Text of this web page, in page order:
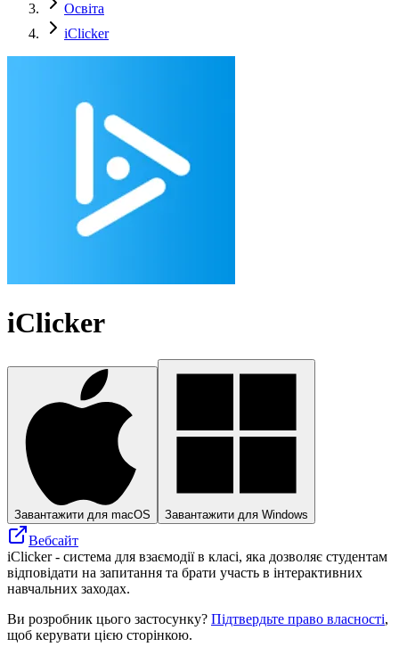
Освіта
iClicker
iClicker
Завантажити для macOS Завантажити для Windows
Вебсайт
iClicker - система для взаємодії в класі, яка дозволяє студентам
відповідати на запитання та брати участь в інтерактивних
навчальних заходах.
Ви розробник цього застосунку? Підтвердьте право власності,
щоб керувати цією сторінкою.